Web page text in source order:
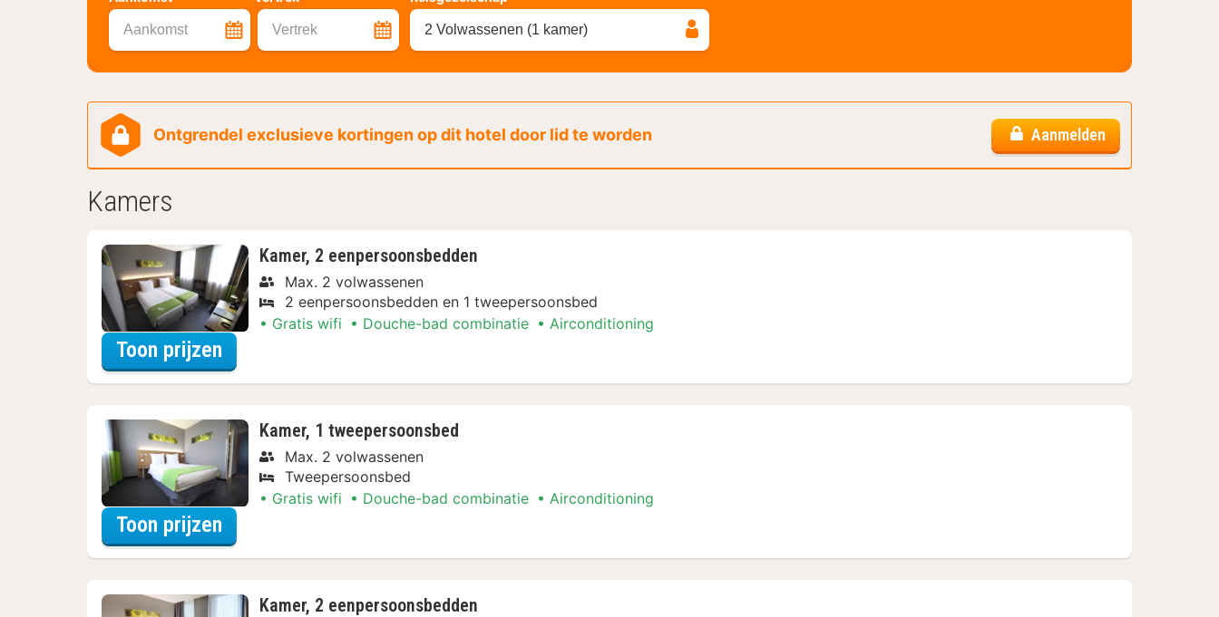
Aankomst Vertrek 2 Volwassenen (1 kamer)
Ontgrendel exclusieve kortingen op dit hotel door lid te worden Aanmelden
Kamers
Kamer, 2 eenpersoonsbedden
Max. 2 volwassenen
2 eenpersoonsbedden en 1 tweepersoonsbed
Gratis wifi
Douche-bad combinatie Airconditioning
Toon prijzen
Kamer, 1 tweepersoonsbed
Max. 2 volwassenen
Tweepersoonsbed
Gratis wifi
Douche-bad combinatie Airconditioning
Toon prijzen
Kamer, 2 eenpersoonsbedden